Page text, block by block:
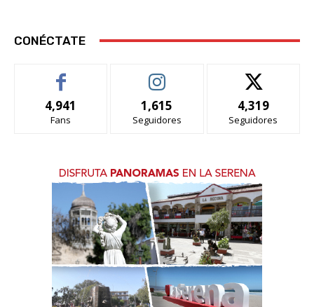
CONÉCTATE
4,941
Fans
1,615
Seguidores
4,319
Seguidores